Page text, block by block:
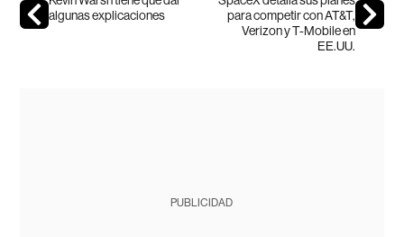
algunas explicaciones
para competir con AT&T,
Verizon y T-Mobile en
EE.UU.
PUBLICIDAD